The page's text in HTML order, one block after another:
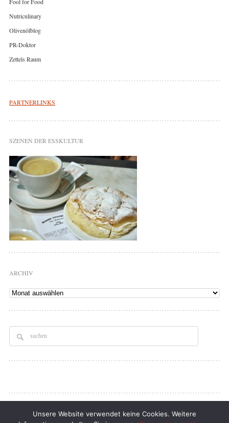
Nutriculinary
Olivenölblog
PR-Doktor
Zettels Raum
PARTNERLINKS
SZENEN DER ESSKULTUR
ARCHIV
Archiv
Copyright © 2026Tellerrand. All rights Reserved.
Unsere Website verwendet keine Cookies. Weitere